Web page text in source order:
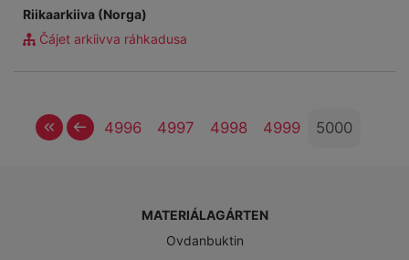
Riikaarkiiva (Norga)
Čájet arkiivva ráhkadusa
Vuosttaš
Ovddit
4996 4997 4998 4999 5000
MATERIÁLAGÁRTEN
Ovdanbuktin